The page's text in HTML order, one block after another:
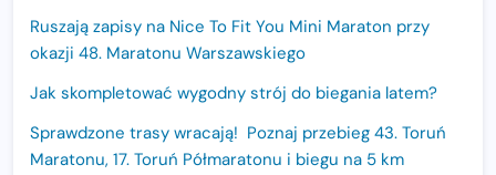
Ruszają zapisy na Nice To Fit You Mini Maraton przy
okazji 48. Maratonu Warszawskiego
Jak skompletować wygodny strój do biegania latem?
Sprawdzone trasy wracają! Poznaj przebieg 43. Toruń
Maratonu, 17. Toruń Półmaratonu i biegu na 5 km